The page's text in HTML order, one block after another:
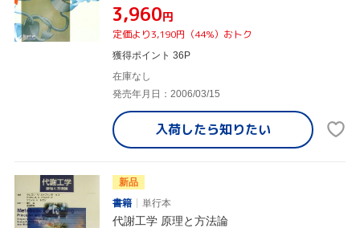
¥3,960円
定価より3,190円（44%）おトク
獲得ポイント 36P
在庫なし
発売年月日：2006/03/15
入荷したら知りたい
新品
書籍
単行本
代謝工学 原理と方法論